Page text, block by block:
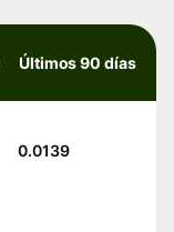
Últimos 90 días
0.0139